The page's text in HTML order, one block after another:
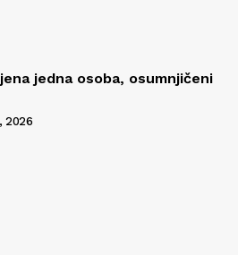
jedna osoba, osumnjičeni
2026